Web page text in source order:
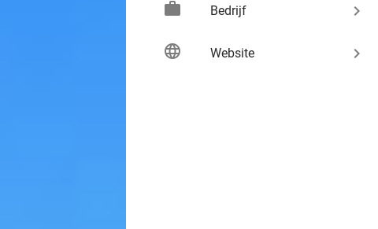
work Bedrijf keyboard_arrow_right
language Website keyboard_arrow_right